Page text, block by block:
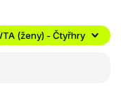
(ženy) - Čtyřhry